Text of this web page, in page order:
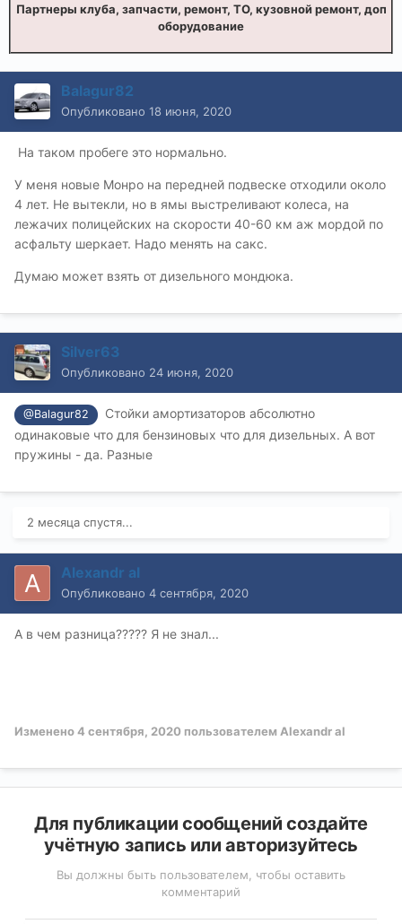
Партнеры клуба, запчасти, ремонт, ТО, кузовной ремонт, доп
оборудование
Balagur82
Опубликовано 18 июня, 2020
На таком пробеге это нормально.
У меня новые Монро на передней подвеске отходили около
4 лет. Не вытекли, но в ямы выстреливают колеса, на
лежачих полицейских на скорости 40-60 км аж мордой по
асфальту шеркает. Надо менять на сакс.
Думаю может взять от дизельного мондюка.
Silver63
Опубликовано 24 июня, 2020
@Balagur82
Стойки амортизаторов абсолютно
одинаковые что для бензиновых что для дизельных. А вот
пружины - да. Разные
2 месяца спустя...
Alexandr al
Опубликовано 4 сентября, 2020
А в чем разница????? Я не знал...
Изменено4 сентября, 2020 пользователем Alexandr al
Для публикации сообщений создайте
учётную запись или авторизуйтесь
Вы должны быть пользователем, чтобы оставить
комментарий